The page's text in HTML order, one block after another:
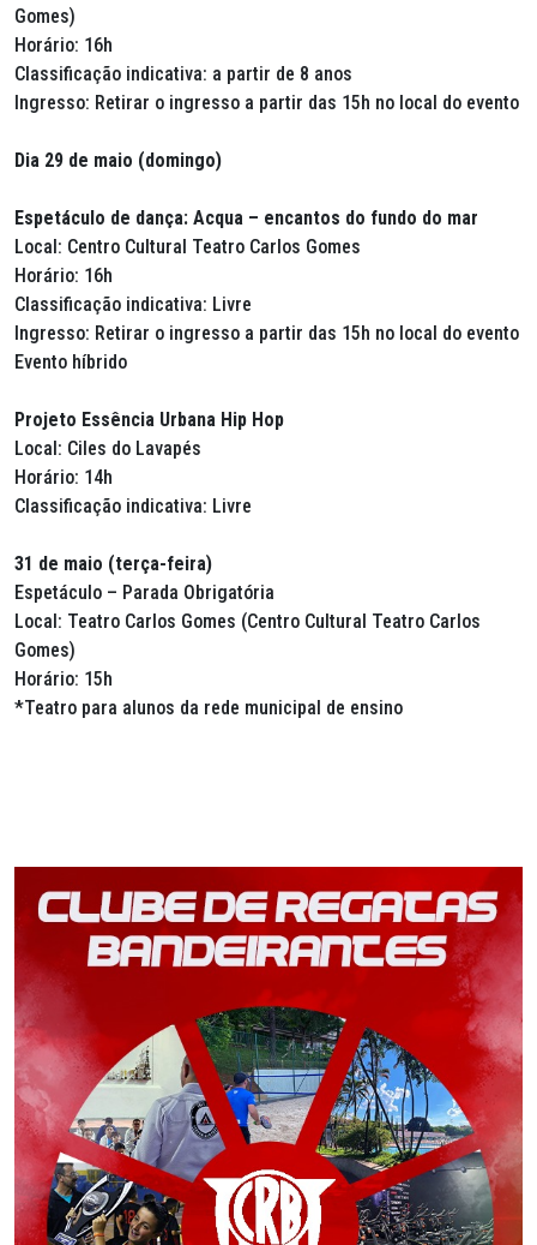
Gomes)
Horário: 16h
Classificação indicativa: a partir de 8 anos
Ingresso: Retirar o ingresso a partir das 15h no local do evento
Dia 29 de maio (domingo)
Espetáculo de dança: Acqua – encantos do fundo do mar
Local: Centro Cultural Teatro Carlos Gomes
Horário: 16h
Classificação indicativa: Livre
Ingresso: Retirar o ingresso a partir das 15h no local do evento
Evento híbrido
Projeto Essência Urbana Hip Hop
Local: Ciles do Lavapés
Horário: 14h
Classificação indicativa: Livre
31 de maio (terça-feira)
Espetáculo – Parada Obrigatória
Local: Teatro Carlos Gomes (Centro Cultural Teatro Carlos
Gomes)
Horário: 15h
*Teatro para alunos da rede municipal de ensino